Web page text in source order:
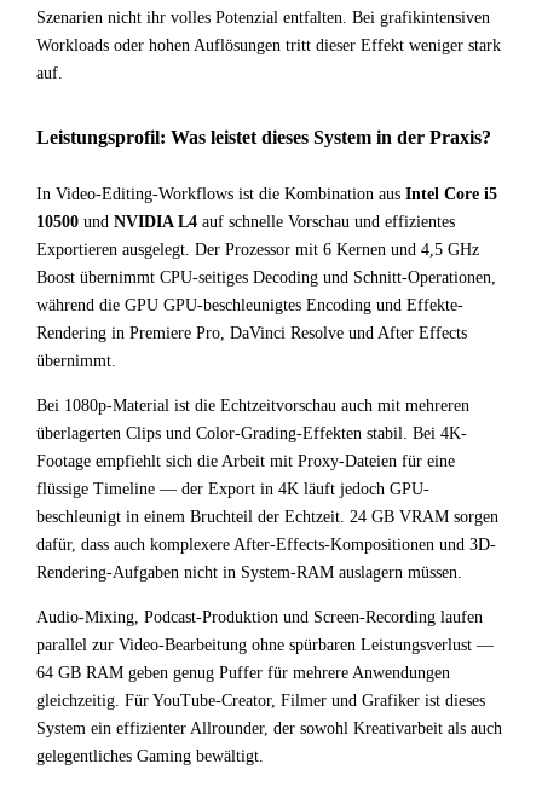
Szenarien nicht ihr volles Potenzial entfalten. Bei grafikintensiven
Workloads oder hohen Auflösungen tritt dieser Effekt weniger stark
auf.
Leistungsprofil: Was leistet dieses System in der Praxis?
In Video-Editing-Workflows ist die Kombination aus Intel Core i5
10500 und NVIDIA L4 auf schnelle Vorschau und effizientes
Exportieren ausgelegt. Der Prozessor mit 6 Kernen und 4,5 GHz
Boost übernimmt CPU-seitiges Decoding und Schnitt-Operationen,
während die GPU GPU-beschleunigtes Encoding und Effekte-
Rendering in Premiere Pro, DaVinci Resolve und After Effects
übernimmt.
Bei 1080p-Material ist die Echtzeitvorschau auch mit mehreren
überlagerten Clips und Color-Grading-Effekten stabil. Bei 4K-
Footage empfiehlt sich die Arbeit mit Proxy-Dateien für eine
flüssige Timeline — der Export in 4K läuft jedoch GPU-
beschleunigt in einem Bruchteil der Echtzeit. 24 GB VRAM sorgen
dafür, dass auch komplexere After-Effects-Kompositionen und 3D-
Rendering-Aufgaben nicht in System-RAM auslagern müssen.
Audio-Mixing, Podcast-Produktion und Screen-Recording laufen
parallel zur Video-Bearbeitung ohne spürbaren Leistungsverlust —
64 GB RAM geben genug Puffer für mehrere Anwendungen
gleichzeitig. Für YouTube-Creator, Filmer und Grafiker ist dieses
System ein effizienter Allrounder, der sowohl Kreativarbeit als auch
gelegentliches Gaming bewältigt.